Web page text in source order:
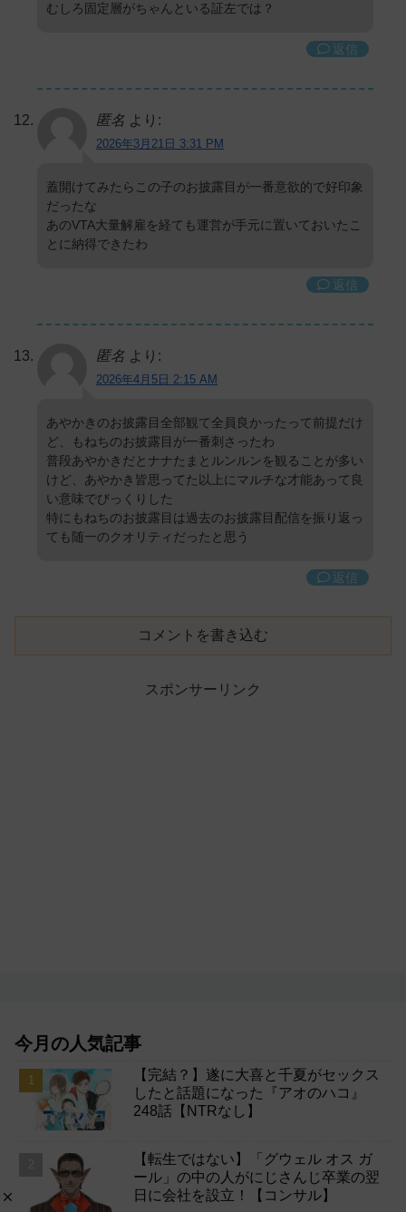
むしろ固定層がちゃんといる証左では？
返信
匿名 より:
2026年3月21日 3:31 PM
蓋開けてみたらこの子のお披露目が一番意欲的で好印象
だったな
あのVTA大量解雇を経ても運営が手元に置いておいたこ
とに納得できたわ
返信
匿名 より:
2026年4月5日 2:15 AM
あやかきのお披露目全部観て全員良かったって前提だけ
ど、もねちのお披露目が一番刺さったわ
普段あやかきだとナナたまとルンルンを観ることが多い
けど、あやかき皆思ってた以上にマルチな才能あって良
い意味でびっくりした
特にもねちのお披露目は過去のお披露目配信を振り返っ
ても随一のクオリティだったと思う
返信
コメントを書き込む
スポンサーリンク
今月の人気記事
【完結？】遂に大喜と千夏がセックス
したと話題になった『アオのハコ』
248話【NTRなし】
【転生ではない】「グウェル オス ガ
ール」の中の人がにじさんじ卒業の翌
日に会社を設立！【コンサル】